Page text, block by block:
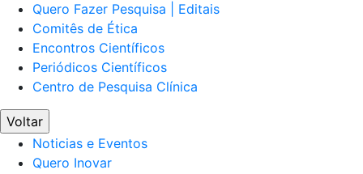
Quero Fazer Pesquisa | Editais
Comitês de Ética
Encontros Científicos
Periódicos Científicos
Centro de Pesquisa Clínica
Voltar
Noticias e Eventos
Quero Inovar